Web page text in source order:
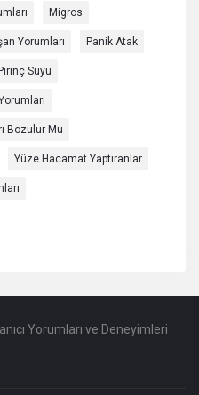
Migros
Yorumları Panik Atak
Suyu
Bozulur Mu
Yüze Hacamat Yaptıranlar
Yorumları ve Deneyimleri